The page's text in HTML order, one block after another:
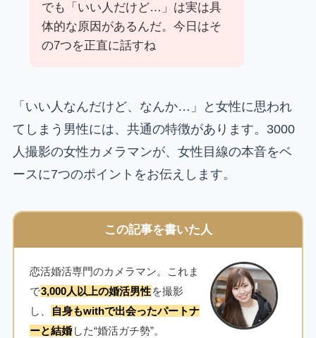
でも「いい人だけど…」は実は具
体的な原因があるんだ。今日はそ
の7つを正直に話すね
「いい人なんだけど、なんか…」と女性に思われ
てしまう男性には、共通の特徴があります。3000
人撮影の女性カメラマンが、女性目線の本音をベ
ースに7つのポイントをお伝えします。
この記事を書いた人
恋活婚活専門のカメラマン。これま
で3,000人以上の婚活男性を撮影
し、
自身もwithで出会ったパートナ
ーと結婚した“婚活ガチ勢”。